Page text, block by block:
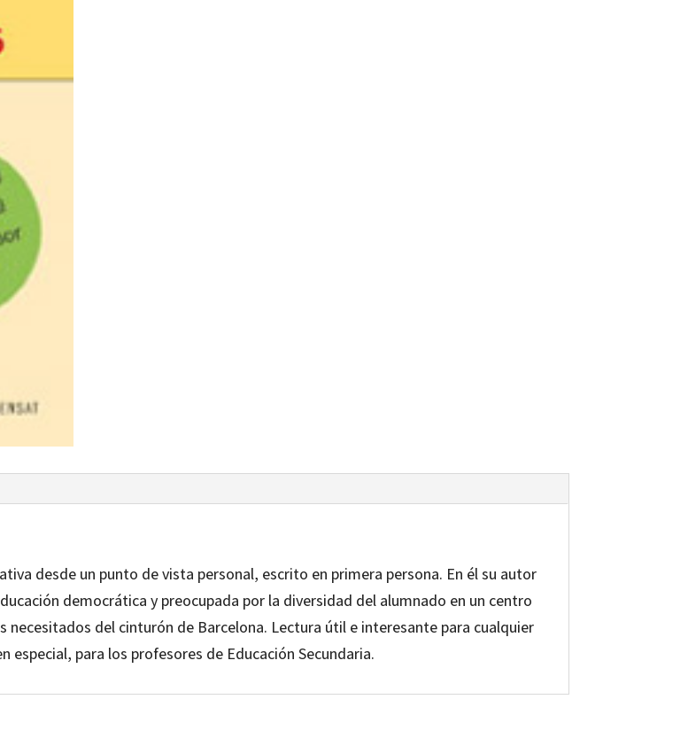
desde un punto de vista personal, escrito en primera persona. En él su autor
democrática y preocupada por la diversidad del alumnado en un centro
del cinturón de Barcelona. Lectura útil e interesante para cualquier
especial, para los profesores de Educación Secundaria.